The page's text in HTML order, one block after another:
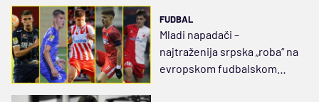
FUDBAL
Mladi napadači –
najtraženija srpska „roba“ na
evropskom fudbalskom